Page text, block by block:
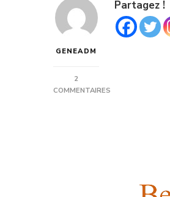
GENEADM
2
COMMENTAIRES
Partagez !